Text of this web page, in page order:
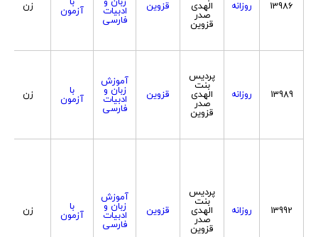
13986 روزانه الهدی
صدر
قزوین
قزوین ادبیات
فارسی
آزمون زن
13989 روزانه
پردیس
بنت
الهدی
صدر
قزوین
قزوین
آموزش
زبان و
ادبیات
فارسی
با
آزمون زن
13992 روزانه
پردیس
بنت
الهدی
صدر
قزوین
قزوین
آموزش
زبان و
ادبیات
فارسی
با
آزمون زن